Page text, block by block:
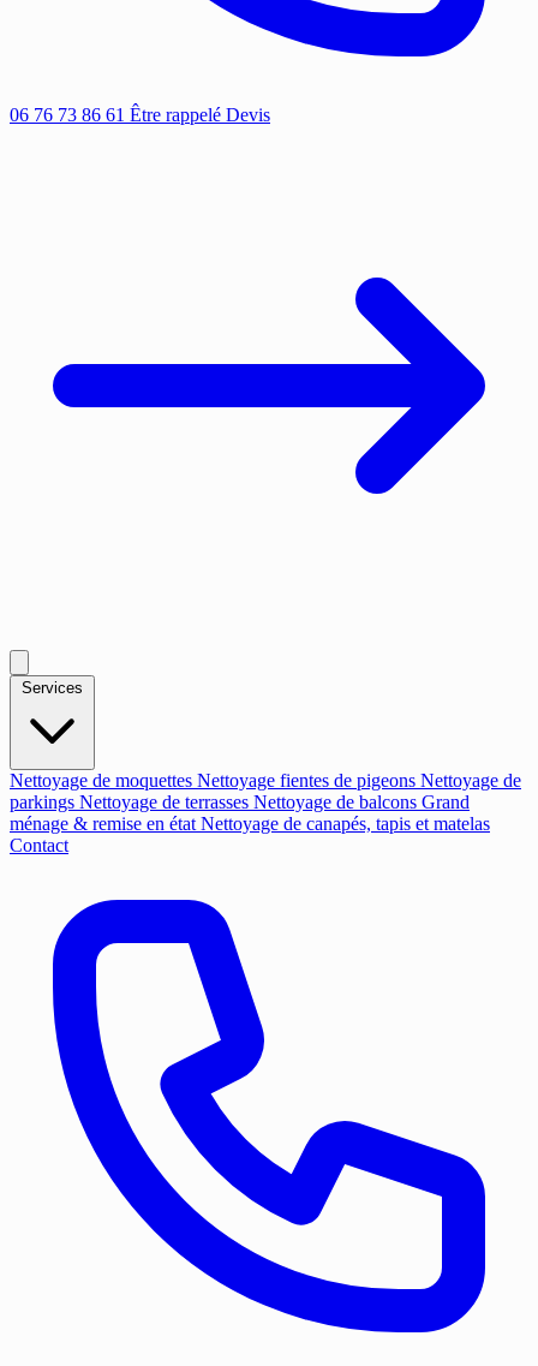
06 76 73 86 61 Être rappelé Devis
Nettoyage de moquettes Nettoyage fientes de pigeons Nettoyage de
parkings Nettoyage de terrasses Nettoyage de balcons Grand
ménage & remise en état Nettoyage de canapés, tapis et matelas
Contact